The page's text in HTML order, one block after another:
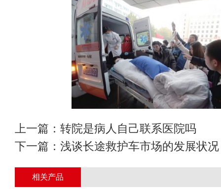
上一篇： 转院是病人自己联系医院吗
下一篇： 浅谈长途救护车市场的发展状况
相关产品